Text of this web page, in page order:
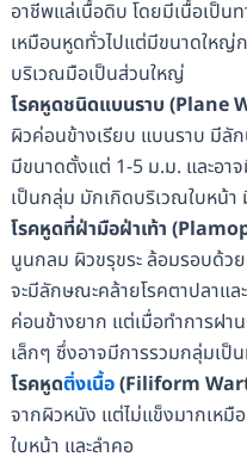
อาชีพแล่เนื้อดิบ โดยมีเนื้อเป็น
เหมือนหูดทั่วไปแต่มีขนาดใหญ่
บริเวณมือเป็นส่วนใหญ่
โรคหูดชนิดแบนราบ (Plane
ผิวค่อนข้างเรียบ แบนราบ มี
มีขนาดตั้งแต่ 1-5 ม.ม. และอา
เป็นกลุ่ม มักเกิดบริเวณใบหน้า
โรคหูดที่ฝ่ามือฝ่าเท้า
นูนกลม ผิวขรุขระ ล้อมรอบด้ว
จะมีลักษณะคล้ายโรคตาปลาแ
ค่อนข้างยาก แต่เมื่อทำการฝ
เล็กๆ ซึ่งอาจมีการรวมกลุ่มเป็
โรคหูดติ่งเนื้อ(Filiform
จากผิวหนัง แต่ไม่แข็งมากเห
ใบหน้า และลำคอ